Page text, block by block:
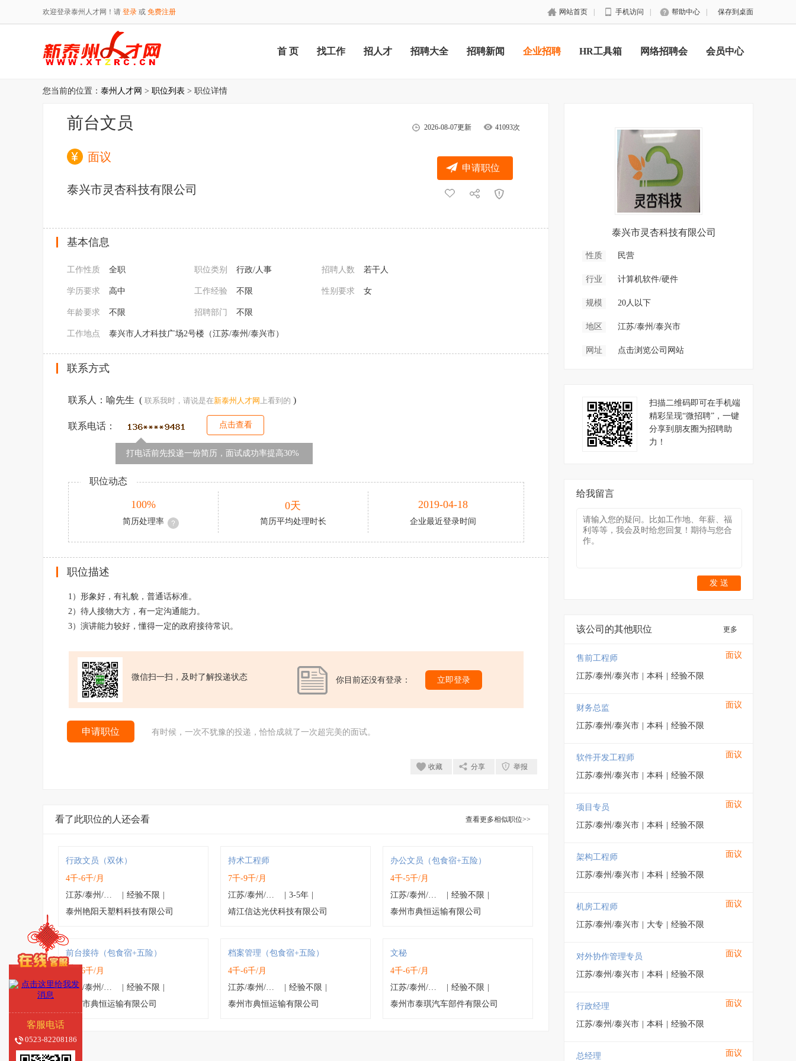
欢迎登录泰州人才网！请 登录 或 免费注册 网站首页 手机访问 帮助中心 保存到桌面
首 页 找工作 招人才 招聘大全 招聘新闻 企业招聘 HR工具箱 网络招聘会 会员中心
您当前的位置： 泰州人才网 > 职位列表 > 职位详情
2026-08-07更新 41093次
前台文员
面议
泰兴市灵杏科技有限公司
申请职位
基本信息
工作性质 全职 职位类别 行政/人事 招聘人数 若干人
学历要求 高中 工作经验 不限 性别要求 女
年龄要求 不限 招聘部门 不限
工作地点 泰兴市人才科技广场2号楼（江苏/泰州/泰兴市）
联系方式
联系人：喻先生 ( 联系我时，请说是在新泰州人才网 上看到的 )
联系电话： 点击查看
打电话前先投递一份简历，面试成功率提高30%
职位动态
100%
简历处理率
0天
简历平均处理时长
2019-04-18
企业最近登录时间
职位描述
1）形象好，有礼貌，普通话标准。
2）待人接物大方，有一定沟通能力。
3）演讲能力较好，懂得一定的政府接待常识。
微信扫一扫，及时了解投递状态 你目前还没有登录： 立即登录
申请职位 有时候，一次不犹豫的投递，恰恰成就了一次超完美的面试。
收藏 分享 举报
看了此职位的人还会看 查看更多相似职位>>
行政文员（双休）
4千-6千/月
江苏/泰州/高港区
经验不限
泰州艳阳天塑料科技有限公司
持术工程师
7千-9千/月
江苏/泰州/靖江市
3-5年
靖江信达光伏科技有限公司
办公文员（包食宿+五险）
4千-5千/月
江苏/泰州/海陵区
经验不限
泰州市典恒运输有限公司
前台接待（包食宿+五险）
4千-6千/月
江苏/泰州/海陵区
经验不限
泰州市典恒运输有限公司
档案管理（包食宿+五险）
4千-6千/月
江苏/泰州/海陵区
经验不限
泰州市典恒运输有限公司
文秘
4千-6千/月
江苏/泰州/高港区
经验不限
泰州市泰琪汽车部件有限公司
泰兴市灵杏科技有限公司
性质 民营
行业 计算机软件/硬件
规模 20人以下
地区 江苏/泰州/泰兴市
网址 点击浏览公司网站
扫描二维码即可在手机端
精彩呈现“微招聘”，一键
分享到朋友圈为招聘助
力！
给我留言
发 送
该公司的其他职位 更多
售前工程师 面议
江苏/泰州/泰兴市 本科 经验不限
财务总监 面议
江苏/泰州/泰兴市 本科 经验不限
软件开发工程师 面议
江苏/泰州/泰兴市 本科 经验不限
项目专员 面议
江苏/泰州/泰兴市 本科 经验不限
架构工程师 面议
江苏/泰州/泰兴市 本科 经验不限
机房工程师 面议
江苏/泰州/泰兴市 大专 经验不限
对外协作管理专员 面议
江苏/泰州/泰兴市 本科 经验不限
行政经理 面议
江苏/泰州/泰兴市 本科 经验不限
总经理 面议
客服电话
0523-82208186